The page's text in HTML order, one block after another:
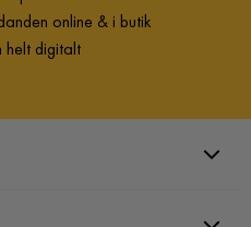
online & i butik
helt digitalt